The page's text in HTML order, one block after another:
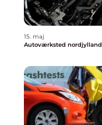
15. maj
Autoværksted nordjylland